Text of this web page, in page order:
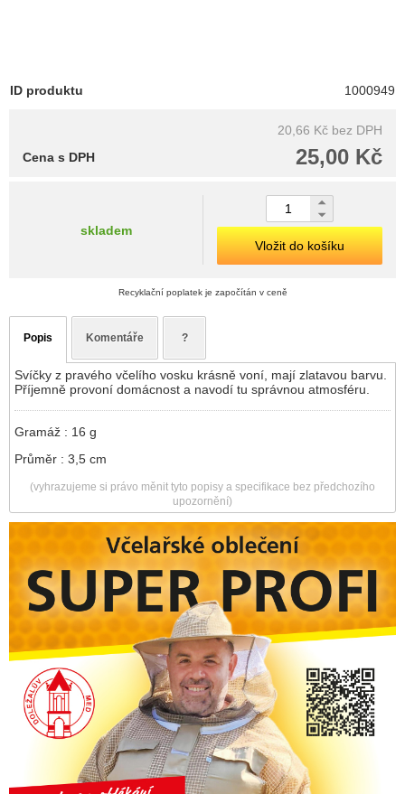
ID produktu 1000949
20,66 Kč bez DPH
25,00 Kč
Cena s DPH
skladem
Vložit do košíku
Recyklační poplatek je započítán v ceně
Popis Komentáře ?
Svíčky z pravého včelího vosku krásně voní, mají zlatavou barvu.
Příjemně provoní domácnost a navodí tu správnou atmosféru.
Gramáž : 16 g
Průměr : 3,5 cm
(vyhrazujeme si právo měnit tyto popisy a specifikace bez předchozího
upozornění)